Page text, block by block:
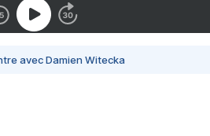
avec Damien Witecka